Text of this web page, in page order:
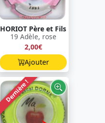
HORIOT Père et Fils
19 Adèle, rose
2,00€
Ajouter
Dernière !